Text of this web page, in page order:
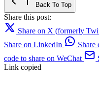
Back To Top
Share this post:
Share on X (formerly
Share on LinkedIn
Share
code to share on WeChat
Link copied